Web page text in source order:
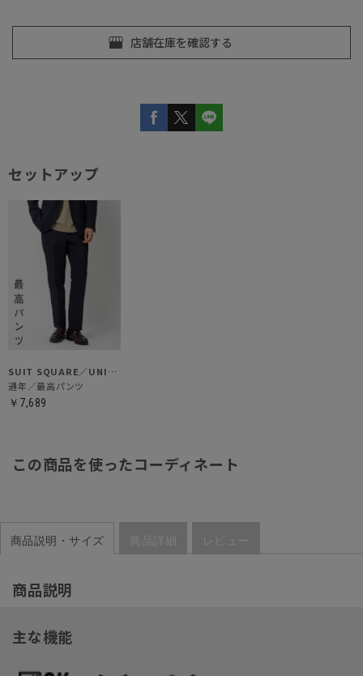
セットアップ
SUIT SQUARE／UNIVERSAL LANGUAGE
通年／最高パンツ
￥7,689
この商品を使ったコーディネート
商品説明・サイズ 商品詳細 レビュー
商品説明
主な機能